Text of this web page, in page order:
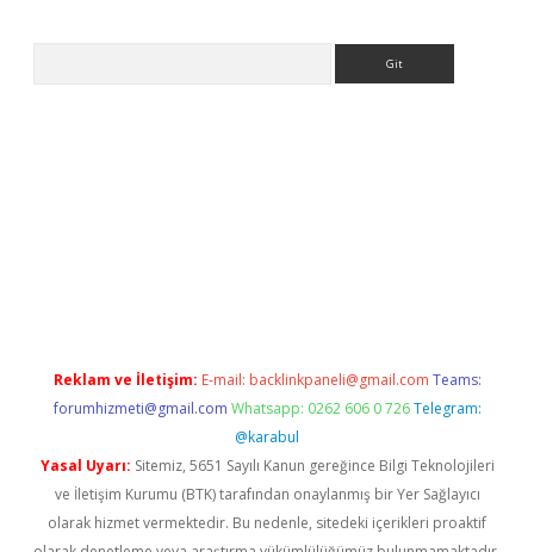
Reklam ve İletişim: E-mail: backlinkpaneli@gmail.com Teams:
forumhizmeti@gmail.com Whatsapp: 0262 606 0 726 Telegram:
@karabul
Yasal Uyarı: Sitemiz, 5651 Sayılı Kanun gereğince Bilgi Teknolojileri
ve İletişim Kurumu (BTK) tarafından onaylanmış bir Yer Sağlayıcı
olarak hizmet vermektedir. Bu nedenle, sitedeki içerikleri proaktif